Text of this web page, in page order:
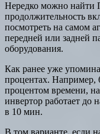
Нередко можно найти
продолжительность
посмотреть на самом
передней или задней
оборудования.
Как ранее уже
процентах. Например,
процентом времени,
инвертор работает до
в 10 мин.